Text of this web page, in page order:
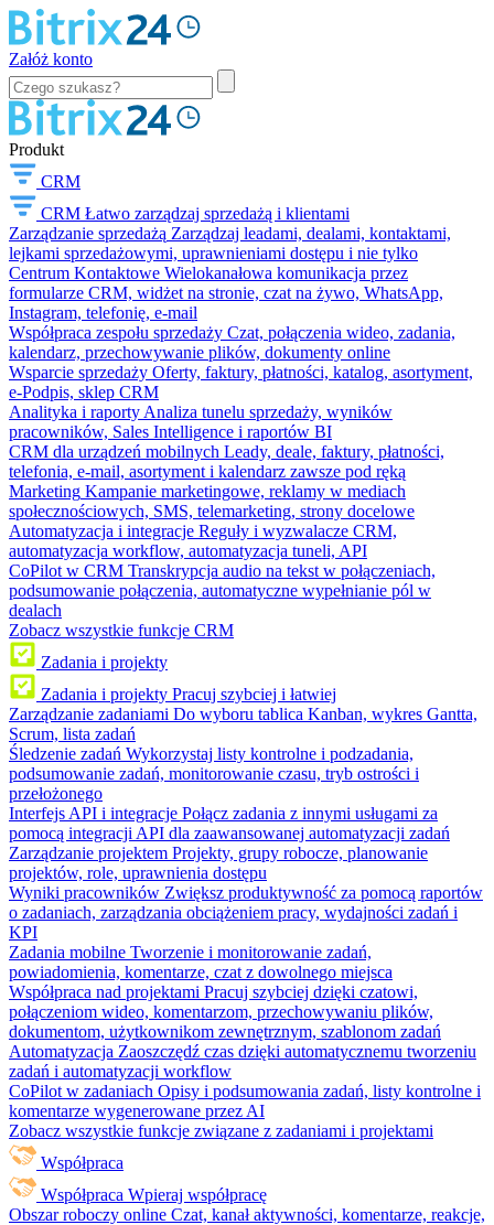
Załóż konto
Produkt
CRM
CRM Łatwo zarządzaj sprzedażą i klientami
Zarządzanie sprzedażą Zarządzaj leadami, dealami, kontaktami,
lejkami sprzedażowymi, uprawnieniami dostępu i nie tylko
Centrum Kontaktowe Wielokanałowa komunikacja przez
formularze CRM, widżet na stronie, czat na żywo, WhatsApp,
Instagram, telefonię, e-mail
Współpraca zespołu sprzedaży Czat, połączenia wideo, zadania,
kalendarz, przechowywanie plików, dokumenty online
Wsparcie sprzedaży Oferty, faktury, płatności, katalog, asortyment,
e-Podpis, sklep CRM
Analityka i raporty Analiza tunelu sprzedaży, wyników
pracowników, Sales Intelligence i raportów BI
CRM dla urządzeń mobilnych Leady, deale, faktury, płatności,
telefonia, e-mail, asortyment i kalendarz zawsze pod ręką
Marketing Kampanie marketingowe, reklamy w mediach
społecznościowych, SMS, telemarketing, strony docelowe
Automatyzacja i integracje Reguły i wyzwalacze CRM,
automatyzacja workflow, automatyzacja tuneli, API
CoPilot w CRM Transkrypcja audio na tekst w połączeniach,
podsumowanie połączenia, automatyczne wypełnianie pól w
dealach
Zobacz wszystkie funkcje CRM
Zadania i projekty
Zadania i projekty Pracuj szybciej i łatwiej
Zarządzanie zadaniami Do wyboru tablica Kanban, wykres Gantta,
Scrum, lista zadań
Śledzenie zadań Wykorzystaj listy kontrolne i podzadania,
podsumowanie zadań, monitorowanie czasu, tryb ostrości i
przełożonego
Interfejs API i integracje Połącz zadania z innymi usługami za
pomocą integracji API dla zaawansowanej automatyzacji zadań
Zarządzanie projektem Projekty, grupy robocze, planowanie
projektów, role, uprawnienia dostępu
Wyniki pracowników Zwiększ produktywność za pomocą raportów
o zadaniach, zarządzania obciążeniem pracy, wydajności zadań i
KPI
Zadania mobilne Tworzenie i monitorowanie zadań,
powiadomienia, komentarze, czat z dowolnego miejsca
Współpraca nad projektami Pracuj szybciej dzięki czatowi,
połączeniom wideo, komentarzom, przechowywaniu plików,
dokumentom, użytkownikom zewnętrznym, szablonom zadań
Automatyzacja Zaoszczędź czas dzięki automatycznemu tworzeniu
zadań i automatyzacji workflow
CoPilot w zadaniach Opisy i podsumowania zadań, listy kontrolne i
komentarze wygenerowane przez AI
Zobacz wszystkie funkcje związane z zadaniami i projektami
Współpraca
Współpraca Wpieraj współpracę
Obszar roboczy online Czat, kanał aktywności, komentarze, reakcje,